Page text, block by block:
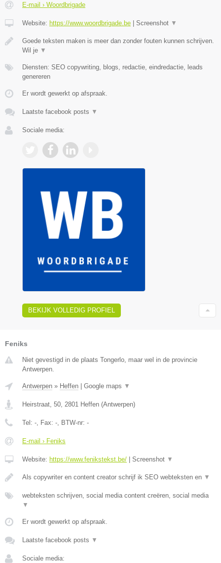
E-mail › Woordbrigade
Website: https://www.woordbrigade.be | Screenshot ▼
Goede teksten maken is meer dan zonder fouten kunnen schrijven.
Wil je ▼
Diensten: SEO copywriting, blogs, redactie, eindredactie, leads
genereren
Er wordt gewerkt op afspraak.
Laatste facebook posts ▼
Sociale media:
BEKIJK VOLLEDIG PROFIEL
Feniks
Niet gevestigd in de plaats Tongerlo, maar wel in de provincie
Antwerpen.
Antwerpen » Heffen | Google maps ▼
Heirstraat, 50 2801 Heffen (Antwerpen)
Tel: - , Fax: - , BTW-nr: -
E-mail › Feniks
Website: https://www.fenikstekst.be/ | Screenshot ▼
Als copywriter en content creator schrijf ik SEO webteksten en ▼
webteksten schrijven, social media content creëren, social media
▼
Er wordt gewerkt op afspraak.
Laatste facebook posts ▼
Sociale media: